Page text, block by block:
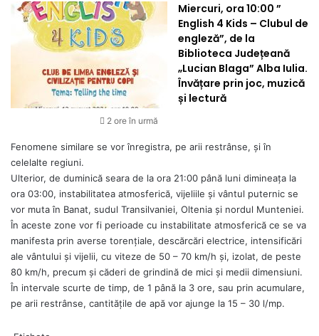
Miercuri, ora 10:00 ”
English 4 Kids – Clubul de
engleză”, de la
Biblioteca Județeană
„Lucian Blaga” Alba Iulia.
Învățare prin joc, muzică
și lectură
2 ore în urmă
Fenomene similare se vor înregistra, pe arii restrânse, și în
celelalte regiuni.
Ulterior, de duminică seara de la ora 21:00 până luni dimineața la
ora 03:00, instabilitatea atmosferică, vijeliile și vântul puternic se
vor muta în Banat, sudul Transilvaniei, Oltenia și nordul Munteniei.
În aceste zone vor fi perioade cu instabilitate atmosferică ce se va
manifesta prin averse torenţiale, descărcări electrice, intensificări
ale vântului şi vijelii, cu viteze de 50 – 70 km/h şi, izolat, de peste
80 km/h, precum şi căderi de grindină de mici şi medii dimensiuni.
În intervale scurte de timp, de 1 până la 3 ore, sau prin acumulare,
pe arii restrânse, cantităţile de apă vor ajunge la 15 – 30 l/mp.